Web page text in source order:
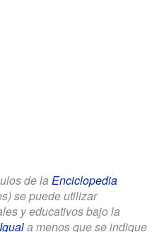
de la Enciclopedia
se puede utilizar
y educativos bajo la
a menos que se indique